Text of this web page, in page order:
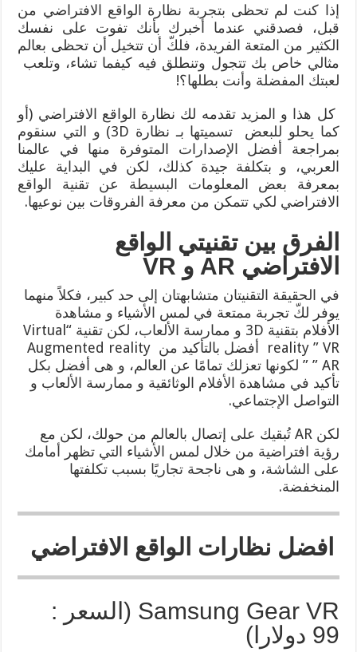
إذا كنت لم تحظى بتجربة نظارة الواقع الافتراضي من
قبل، فصدقني عندما أخبرك بأنك تفوت على نفسك
الكثير من المتعة الفريدة، فلكّ أن تتخيل أن تحظى بعالم
مثالي خاص بك تتجول وتنطلق فيه كيفما تشاء، وتلعب
لعبتك المفضلة وأنت بطلها؟!
كل هذا و المزيد تقدمه لك نظارة الواقع الافتراضي (أو
كما يحلو للبعض تسميتها بـ نظارة 3D) و التي سنقوم
بمراجعة أفضل الإصدارات المتوفرة منها في عالمنا
العربي، و بتكلفة جيدة كذلك، لكن في البداية عليك
بمعرفة بعض المعلومات البسيطة عن تقنية الواقع
الافتراضي لكي تتمكن من معرفة الفروقات بين نوعيها.
الفرق بين تقنيتي الواقع
الافتراضي AR و VR
في الحقيقة التقنيتان متشابهتان إلى حد كبير، فكلاً منهما
يوفر لكّ تجربة ممتعة في لمس الأشياء و مشاهدة
الأفلام بتقنية 3D و ممارسة الألعاب، لكن تقنية “Virtual
reality ” VR أفضل بالتأكيد من Augmented reality
” AR ” لكونها تعزلك تمامًا عن العالم، و هى أفضل بكل
تأكيد في مشاهدة الأفلام الوثائقية و ممارسة الألعاب و
التواصل الإجتماعي.
لكن AR تُبقيك على إتصال بالعالم من حولك، لكن مع
رؤية افتراضية من خلال لمس الأشياء التي تظهر أمامك
على الشاشة، و هى ناجحة تجاريًا بسبب تكلفتها
المنخفضة.
افضل نظارات الواقع الافتراضي
Samsung Gear VR (السعر :
99 دولارا)